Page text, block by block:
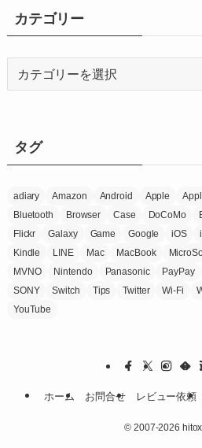
ブ
カテゴリー
ータグ
adiary Amazon Android Apple
Bluetooth
Browser Case DoCoMo
Flickr
Galaxy Game Google iOS
Kindle
LINE Mac MacBook
MVNO
Nintendo Panasonic PayPay
SONY
Switch Tips Twitter Wi-Fi
YouTube
ホーム お問合せ レビュー依頼
© 2007-2026